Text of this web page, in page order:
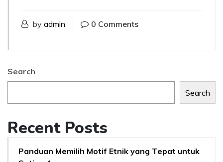
by admin 0 Comments
Search
Search
Recent Posts
Panduan Memilih Motif Etnik yang Tepat untuk